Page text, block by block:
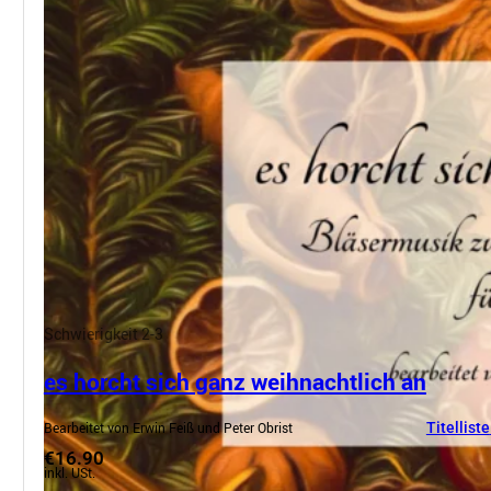
Schwierigkeit 2-3
es horcht sich ganz weihnachtlich an
Bearbeitet von Erwin Feiß und Peter Obrist Titelliste
€16.90
inkl. USt.